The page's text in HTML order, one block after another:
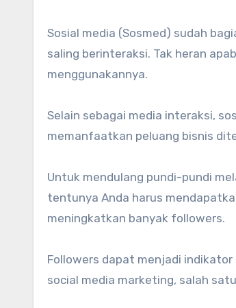
Sosial media (Sosmed) sudah
saling berinteraksi. Tak heran
menggunakannya.
Selain sebagai media interaksi,
memanfaatkan peluang bisnis
Untuk mendulang pundi-pundi
tentunya Anda harus
meningkatkan banyak followers.
Followers dapat menjadi
social media marketing, salah